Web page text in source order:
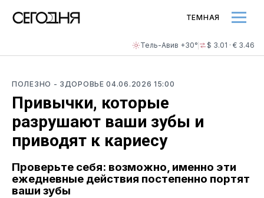
Тель-Авив +30° $ 3.01 · € 3.46
ТЕМНАЯ
ПОЛЕЗНО - ЗДОРОВЬЕ04.06.2026 15:00
Привычки, которые
разрушают ваши зубы и
приводят к кариесу
Проверьте себя: возможно, именно эти
ежедневные действия постепенно портят
ваши зубы